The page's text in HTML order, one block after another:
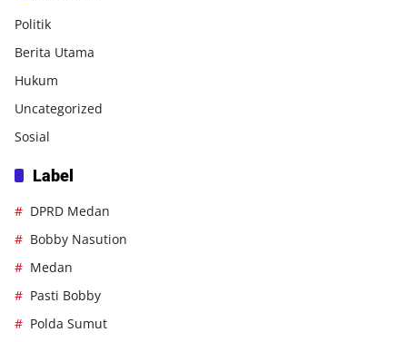
Politik
Berita Utama
Hukum
Uncategorized
Sosial
Label
DPRD Medan
Bobby Nasution
Medan
Pasti Bobby
Polda Sumut